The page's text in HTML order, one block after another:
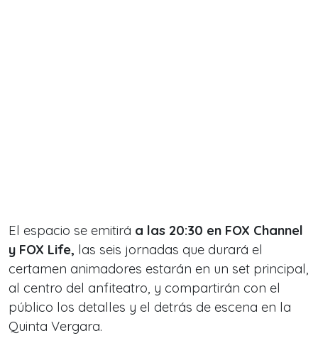
El espacio se emitirá a las 20:30 en FOX Channel
y FOX Life, las seis jornadas que durará el
certamen animadores estarán en un set principal,
al centro del anfiteatro, y compartirán con el
público los detalles y el detrás de escena en la
Quinta Vergara.